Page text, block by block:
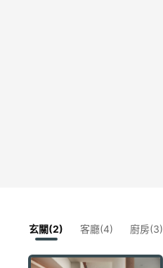
玄關(2) 客廳(4) 廚房(3)